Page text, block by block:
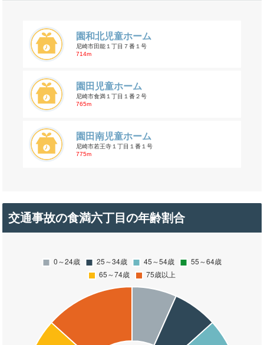
園和北児童ホーム
尼崎市田能１丁目７番１号
714m
園田児童ホーム
尼崎市食満１丁目１番２号
765m
園田南児童ホーム
尼崎市若王寺１丁目１番１号
775m
交通事故の食満六丁目の年齢割合